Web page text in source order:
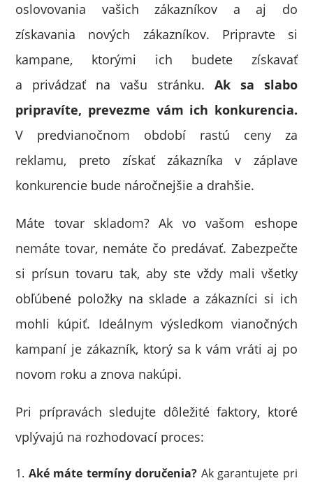
oslovovania vašich zákazníkov a aj do
získavania nových zákazníkov. Pripravte si
kampane, ktorými ich budete získavať
a privádzať na vašu stránku. Ak sa slabo
pripravíte, prevezme vám ich konkurencia.
V predvianočnom období rastú ceny za
reklamu, preto získať zákazníka v záplave
konkurencie bude náročnejšie a drahšie.
Máte tovar skladom? Ak vo vašom eshope
nemáte tovar, nemáte čo predávať. Zabezpečte
si prísun tovaru tak, aby ste vždy mali všetky
obľúbené položky na sklade a zákazníci si ich
mohli kúpiť. Ideálnym výsledkom vianočných
kampaní je zákazník, ktorý sa k vám vráti aj po
novom roku a znova nakúpi.
Pri prípravách sledujte dôležité faktory, ktoré
vplývajú na rozhodovací proces:
Aké máte termíny doručenia? Ak garantujete pri